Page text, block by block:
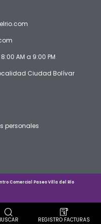
AM a 9:00 PM
Ciudad Bolívar
personales
REGISTRO FACTURAS
Comercial Paseo Villa del Río